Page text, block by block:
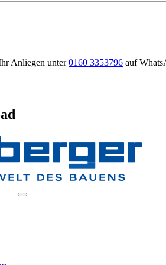
Anliegen unter0160 3353796 auf